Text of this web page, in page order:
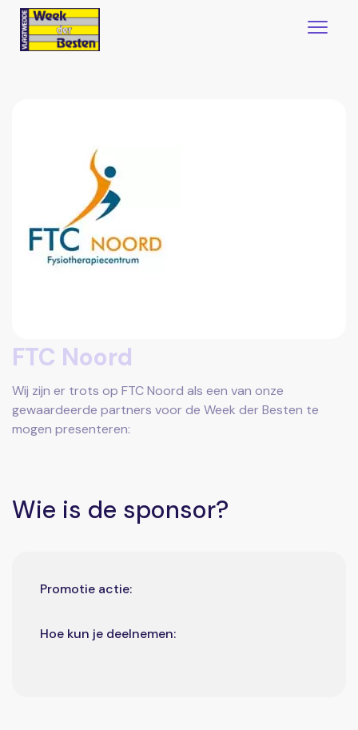
FTC Noord
Wij zijn er trots op FTC Noord als een van onze
gewaardeerde partners voor de Week der Besten te
mogen presenteren:
Wie is de sponsor?
Promotie actie:
Hoe kun je deelnemen: